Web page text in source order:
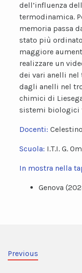
dell’influenza
termodinamica.
memoria passa
stato più
maggiore
realizzare un
dei vari anelli nel
dagli anelli nel
chimici di
sistemi biologici
Docenti:
Scuola: I.T.I. G.
In mostra nella
Genova
Previous